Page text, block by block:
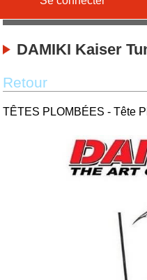
DAMIKI Kaiser
Retour
TÊTES PLOMBÉES - Tête